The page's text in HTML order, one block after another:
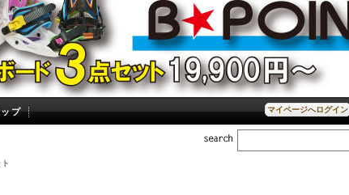
ール！３点セットが激安価格で！当店限定ボード有り！
マイページへログイン
プ